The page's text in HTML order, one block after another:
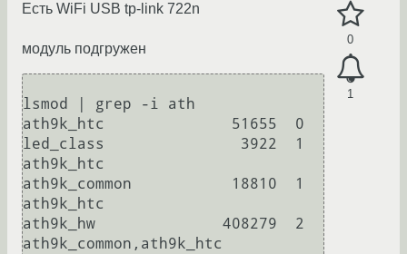
0
1
Есть WiFi USB tp-link 722n
модуль подгружен
lsmod | grep -i ath
ath9k_htc              51655  0
led_class               3922  1
ath9k_htc
ath9k_common           18810  1
ath9k_htc
ath9k_hw              408279  2
ath9k_common,ath9k_htc